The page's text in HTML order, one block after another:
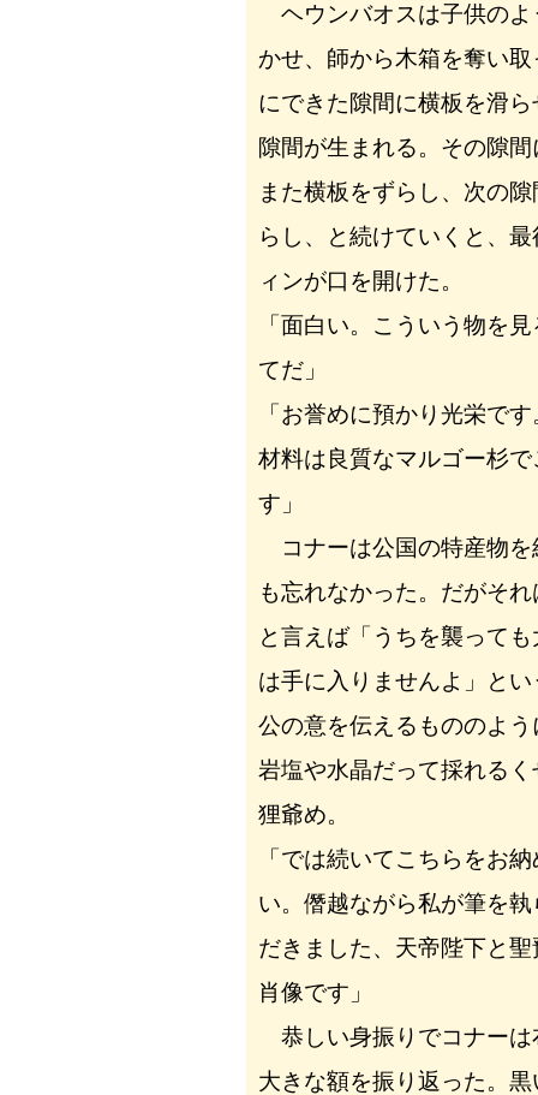
ヘウンバオスは子供のよ
かせ、師から木箱を奪い
にできた隙間に横板を滑
隙間が生まれる。その隙
また横板をずらし、次の
らし、と続けていくと、
ィンが口を開けた。
「面白い。こういう物を
てだ」
「お誉めに預かり光栄で
材料は良質なマルゴー杉
す」
コナーは公国の特産物を
も忘れなかった。だがそ
と言えば「うちを襲って
は手に入りませんよ」と
公の意を伝えるもののよ
岩塩や水晶だって採れる
狸爺め。
「では続いてこちらをお
い。僭越ながら私が筆を
だきました、天帝陛下と
肖像です」
恭しい身振りでコナーは
大きな額を振り返った。